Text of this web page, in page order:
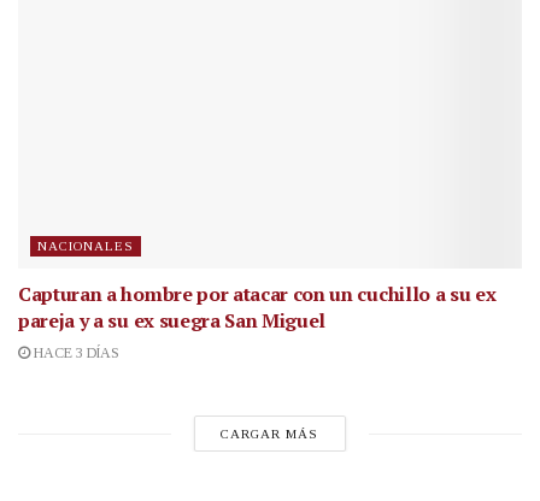
NACIONALES
Capturan a hombre por atacar con un cuchillo a su ex
pareja y a su ex suegra San Miguel
HACE 3 DÍAS
CARGAR MÁS